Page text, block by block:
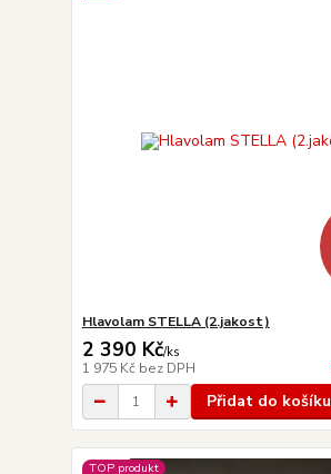
Hlavolam STELLA (2.jakost)
2 390 Kč/ks
1 975 Kč bez DPH
Přidat do košíku
TOP produkt